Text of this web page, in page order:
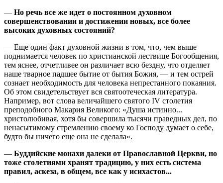
— Но речь все же идет о постоянном духовном
совершенствовании и достижении новых, все более
высоких духовных состояний?
— Еще один факт духовной жизни в том, что, чем выше
поднимается человек по христианской лествице Богообщения,
тем яснее, отчетливее он различает всю бездну, что отделяет
наше тварное падшее бытие от бытия Божия, — и тем острей
сознает необходимость для человека непрестанного покаяния.
Об этом свидетельствует вся святоотеческая литература.
Например, вот слова величайшего святого IV столетия
преподобного Макария Великого: «Душа истинно...
христолюбивая, хотя бы совершила тысячи праведных дел, по
ненасытимому стремлению своему ко Господу думает о себе,
будто бы ничего еще она не сделала».
— Буддийские монахи далеки от Православной Церкви, но
тоже столетиями хранят традицию, у них есть система
правил, аскеза, в общем, все как у исихастов...